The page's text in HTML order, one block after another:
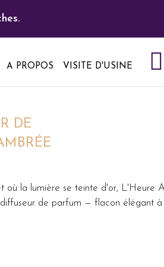
A PROPOS VISITE D'USINE
DE
où la lumière se teinte d'or, L'Heure
de parfum — flacon élégant